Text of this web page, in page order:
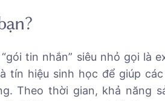
tin nhắn” siêu nhỏ gọi là
tín hiệu sinh học để giúp
Theo thời gian, khả năng